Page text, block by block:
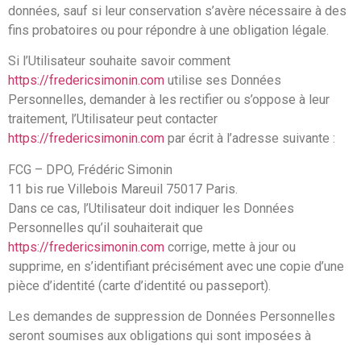
données, sauf si leur conservation s’avère nécessaire à des
fins probatoires ou pour répondre à une obligation légale.
Si l’Utilisateur souhaite savoir comment
https://fredericsimonin.com utilise ses Données
Personnelles, demander à les rectifier ou s’oppose à leur
traitement, l’Utilisateur peut contacter
https://fredericsimonin.com par écrit à l’adresse suivante :
FCG – DPO, Frédéric Simonin
11 bis rue Villebois Mareuil 75017 Paris.
Dans ce cas, l’Utilisateur doit indiquer les Données
Personnelles qu’il souhaiterait que
https://fredericsimonin.com corrige, mette à jour ou
supprime, en s’identifiant précisément avec une copie d’une
pièce d’identité (carte d’identité ou passeport).
Les demandes de suppression de Données Personnelles
seront soumises aux obligations qui sont imposées à